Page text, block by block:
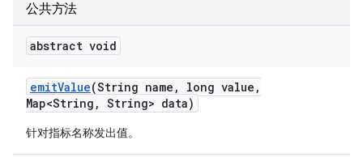
公共方法
abstract void
emitValue(String name , long value ,
Map<String , String> data)
针对指标名称发出值。